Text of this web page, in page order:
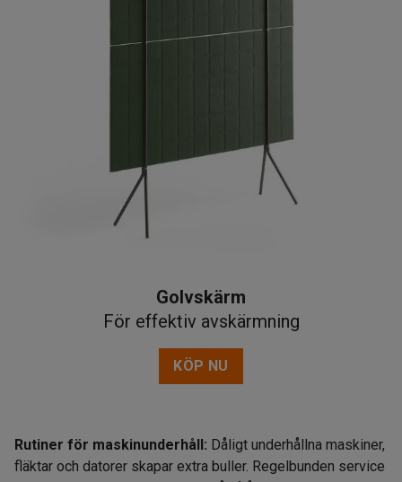
Golvskärm
För effektiv avskärmning
KÖP NU
Rutiner för maskinunderhåll: Dåligt underhållna maskiner,
fläktar och datorer skapar extra buller. Regelbunden service